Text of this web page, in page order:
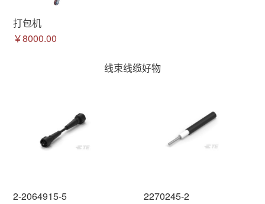
打包机
￥8000.00
线束线缆好物
2-2064915-5
2270245-2